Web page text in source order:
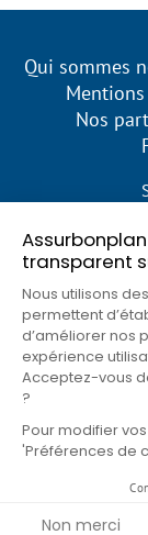
transparent
Nous utilisons
permettent
d’améliorer nos
expérience
Acceptez-vous
?
Pour modifier
'Préférences de
Non merci
Qui sommes
Nos